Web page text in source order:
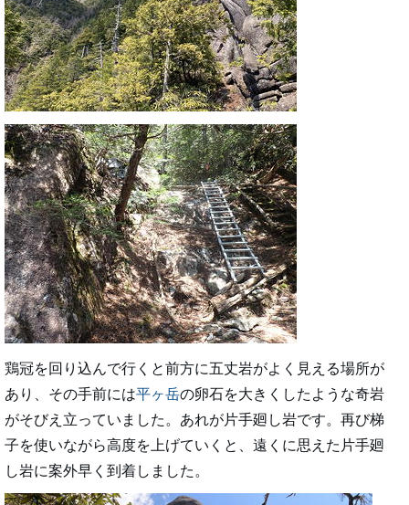
鶏冠を回り込んで行くと前方に五丈岩がよく見える場所が
あり、その手前には平ヶ岳の卵石を大きくしたような奇岩
がそびえ立っていました。あれが片手廻し岩です。再び梯
子を使いながら高度を上げていくと、遠くに思えた片手廻
し岩に案外早く到着しました。